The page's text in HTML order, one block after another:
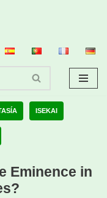
ISEKAI
Eminence in